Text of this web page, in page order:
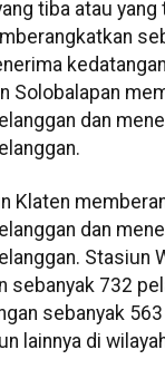
tiba atau
Solobalapan
dan
Klaten
dan
Stasiun
sebanyak 732
sebanyak
lainnya di